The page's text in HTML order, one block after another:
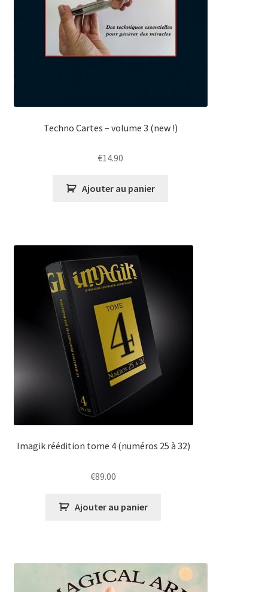
Techno Cartes – volume 3 (new !)
€14.90
Ajouter au panier
Imagik réédition tome 4 (numéros 25 à 32)
€89.00
Ajouter au panier